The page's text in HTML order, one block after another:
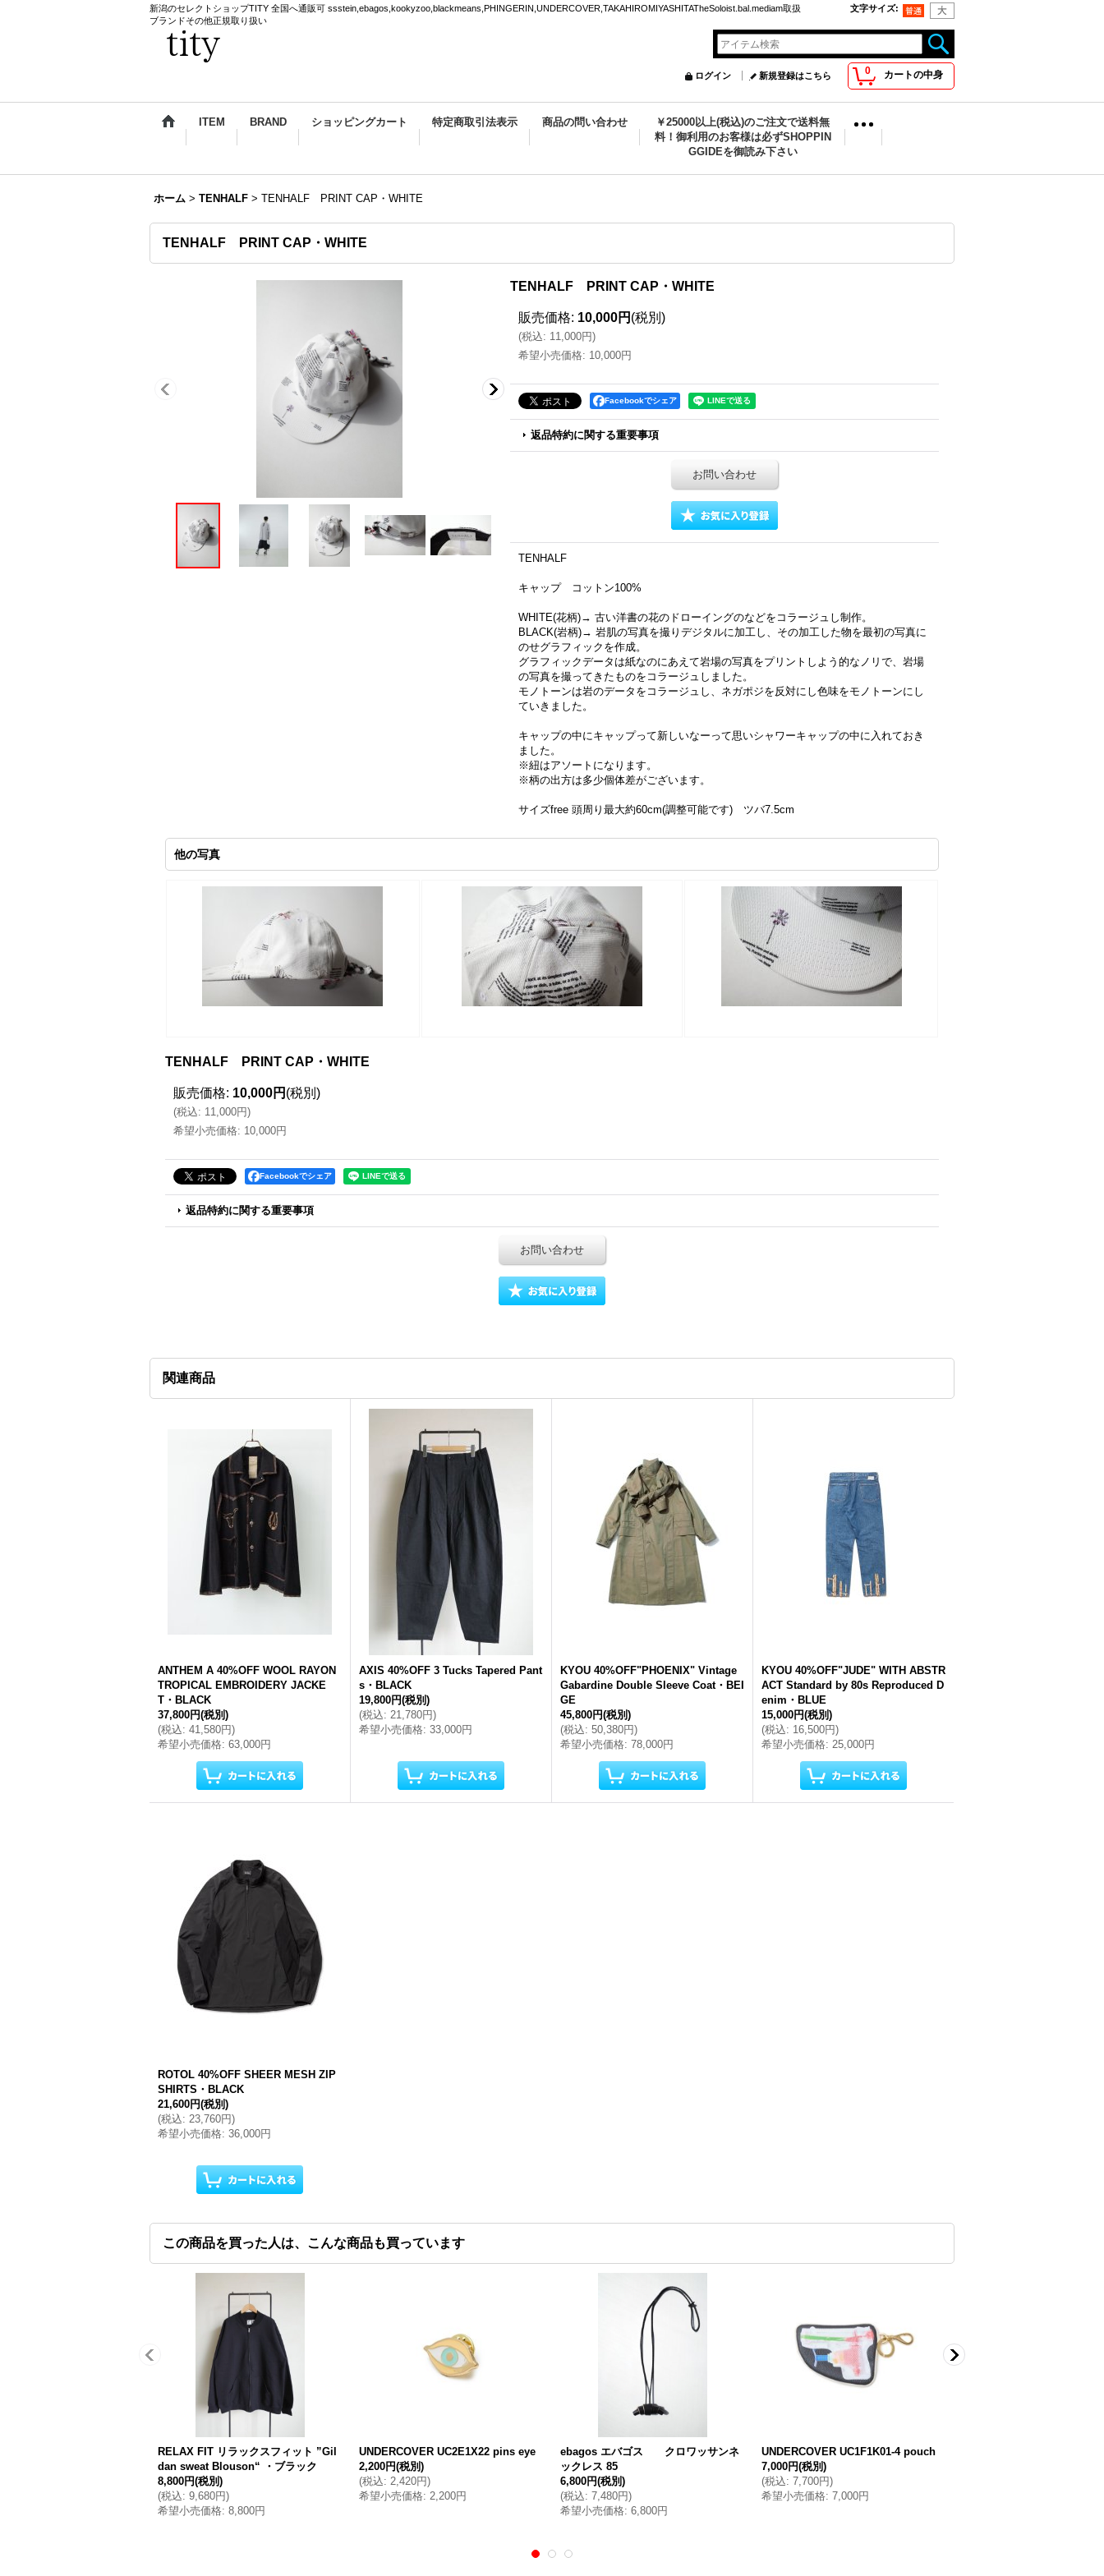
新潟のセレクトショップTITY 全国へ通販可 ssstein,ebagos,kookyzoo,blackmeans,PHINGERIN,UNDERCOVER,TAKAHIROMIYASHITATheSoloist.bal.mediam取扱
ブランドその他正規取り扱い
文字サイズ:
0 カートの中身
ログイン 新規登録はこちら
ITEM BRAND ショッピングカート 特定商取引法表示 商品の問い合わせ
￥25000以上(税込)のご注文で送料無
料！御利用のお客様は必ずSHOPPIN
GGIDEを御読み下さい
ホーム > TENHALF > TENHALF PRINT CAP・WHITE
TENHALF PRINT CAP・WHITE
TENHALF PRINT CAP・WHITE
販売価格: 10,000円 (税別)
(税込: 11,000円)
希望小売価格: 10,000円
Facebookでシェア
返品特約に関する重要事項
お問い合わせ
TENHALF
キャップ コットン100%
WHITE(花柄)→ 古い洋書の花のドローイングのなどをコラージュし制作。
BLACK(岩柄)→ 岩肌の写真を撮りデジタルに加工し、その加工した物を最初の写真に
のせグラフィックを作成。
グラフィックデータは紙なのにあえて岩場の写真をプリントしよう的なノリで、岩場
の写真を撮ってきたものをコラージュしました。
モノトーンは岩のデータをコラージュし、ネガポジを反対にし色味をモノトーンにし
ていきました。
キャップの中にキャップって新しいなーって思いシャワーキャップの中に入れておき
ました。
※紐はアソートになります。
※柄の出方は多少個体差がございます。
サイズfree 頭周り最大約60cm(調整可能です) ツバ7.5cm
他の写真
TENHALF PRINT CAP・WHITE
販売価格: 10,000円 (税別)
(税込: 11,000円)
希望小売価格: 10,000円
Facebookでシェア
返品特約に関する重要事項
お問い合わせ
関連商品
ANTHEM A 40%OFF WOOL RAYON
TROPICAL EMBROIDERY JACKE
T・BLACK
37,800円(税別)
(税込: 41,580円)
希望小売価格: 63,000円
AXIS 40%OFF 3 Tucks Tapered Pant
s・BLACK
19,800円(税別)
(税込: 21,780円)
希望小売価格: 33,000円
KYOU 40%OFF"PHOENIX" Vintage
Gabardine Double Sleeve Coat・BEI
GE
45,800円(税別)
(税込: 50,380円)
希望小売価格: 78,000円
KYOU 40%OFF"JUDE" WITH ABSTR
ACT Standard by 80s Reproduced D
enim・BLUE
15,000円(税別)
(税込: 16,500円)
希望小売価格: 25,000円
ROTOL 40%OFF SHEER MESH ZIP
SHIRTS・BLACK
21,600円(税別)
(税込: 23,760円)
希望小売価格: 36,000円
この商品を買った人は、こんな商品も買っています
RELAX FIT リラックスフィット ”Gil
dan sweat Blouson“ ・ブラック
8,800円(税別)
(税込: 9,680円)
希望小売価格: 8,800円
UNDERCOVER UC2E1X22 pins eye
2,200円(税別)
(税込: 2,420円)
希望小売価格: 2,200円
ebagos エバゴス クロワッサンネ
ックレス 85
6,800円(税別)
(税込: 7,480円)
希望小売価格: 6,800円
UNDERCOVER UC1F1K01-4 pouch
7,000円(税別)
(税込: 7,700円)
希望小売価格: 7,000円